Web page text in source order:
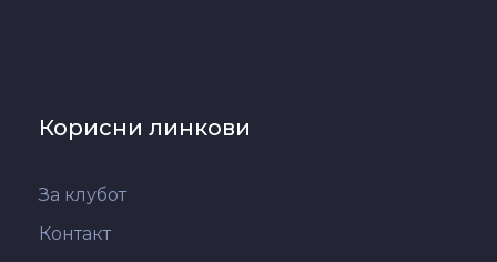
Корисни линкови
За клубот
Контакт